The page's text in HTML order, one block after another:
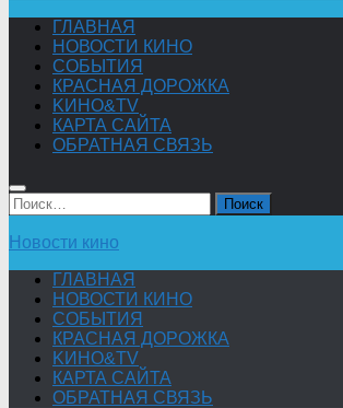
ГЛАВНАЯ
НОВОСТИ КИНО
СОБЫТИЯ
КРАСНАЯ ДОРОЖКА
KИНО&TV
КАРТА САЙТА
ОБРАТНАЯ СВЯЗЬ
Найти:
Новости кино
ГЛАВНАЯ
НОВОСТИ КИНО
СОБЫТИЯ
КРАСНАЯ ДОРОЖКА
KИНО&TV
КАРТА САЙТА
ОБРАТНАЯ СВЯЗЬ